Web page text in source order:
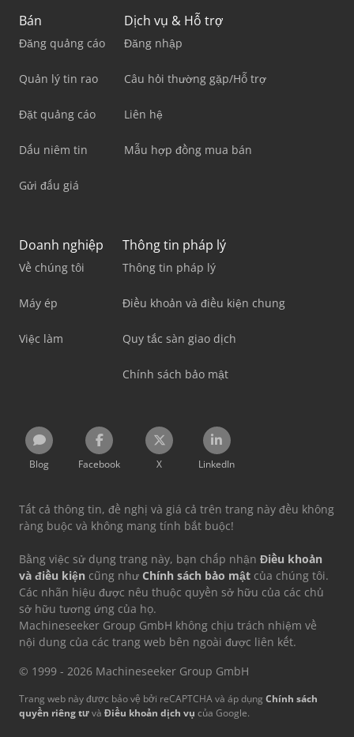
Bán
Đăng quảng cáo
Quản lý tin rao
Đặt quảng cáo
Dấu niêm tin
Gửi đấu giá
Dịch vụ & Hỗ trợ
Đăng nhập
Câu hỏi thường gặp/Hỗ trợ
Liên hệ
Mẫu hợp đồng mua bán
Doanh nghiệp
Về chúng tôi
Máy ép
Việc làm
Thông tin pháp lý
Thông tin pháp lý
Điều khoản và điều kiện chung
Quy tắc sàn giao dịch
Chính sách bảo mật
Blog Facebook X LinkedIn
Tất cả thông tin, đề nghị và giá cả trên trang này đều không
ràng buộc và không mang tính bắt buộc!
Bằng việc sử dụng trang này, bạn chấp nhận Điều khoản
và điều kiện cũng như Chính sách bảo mật của chúng tôi.
Các nhãn hiệu được nêu thuộc quyền sở hữu của các chủ
sở hữu tương ứng của họ.
Machineseeker Group GmbH không chịu trách nhiệm về
nội dung của các trang web bên ngoài được liên kết.
© 1999 - 2026 Machineseeker Group GmbH
Trang web này được bảo vệ bởi reCAPTCHA và áp dụng Chính sách
quyền riêng tưvà Điều khoản dịch vụ của Google.